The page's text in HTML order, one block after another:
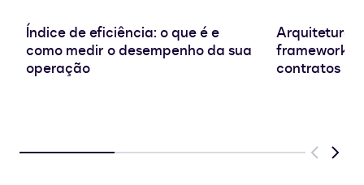
Índice de eficiência: o que é e
como medir o desempenho da sua
operação
Arquitetura
frameworks
contratos
Previous
Next